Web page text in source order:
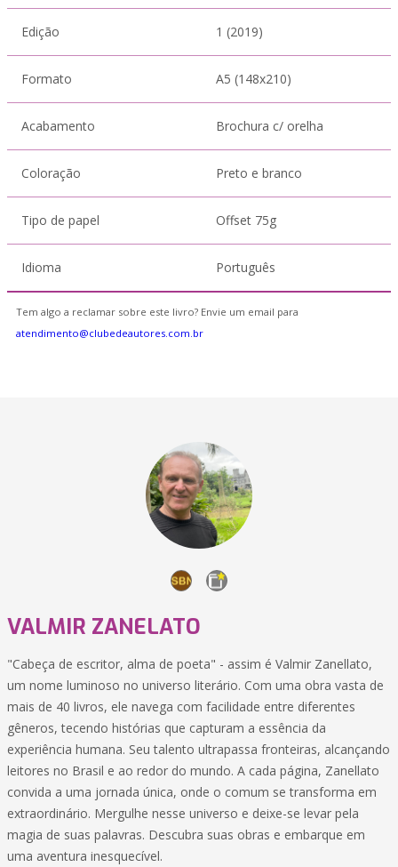
Edição 1 (2019)
Formato A5 (148x210)
Acabamento Brochura c/ orelha
Coloração Preto e branco
Tipo de papel Offset 75g
Idioma Português
Tem algo a reclamar sobre este livro? Envie um email para
atendimento@clubedeautores.com.br
VALMIR ZANELATO
"Cabeça de escritor, alma de poeta" - assim é Valmir Zanellato,
um nome luminoso no universo literário. Com uma obra vasta de
mais de 40 livros, ele navega com facilidade entre diferentes
gêneros, tecendo histórias que capturam a essência da
experiência humana. Seu talento ultrapassa fronteiras, alcançando
leitores no Brasil e ao redor do mundo. A cada página, Zanellato
convida a uma jornada única, onde o comum se transforma em
extraordinário. Mergulhe nesse universo e deixe-se levar pela
magia de suas palavras. Descubra suas obras e embarque em
uma aventura inesquecível.